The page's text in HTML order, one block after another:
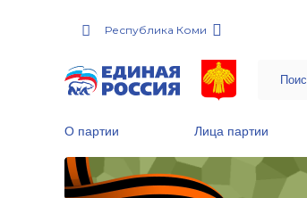
Республика Коми
О партии Лица партии